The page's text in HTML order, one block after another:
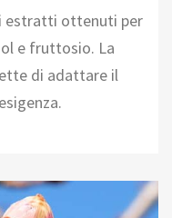
estratti ottenuti per
e fruttosio. La
di adattare il